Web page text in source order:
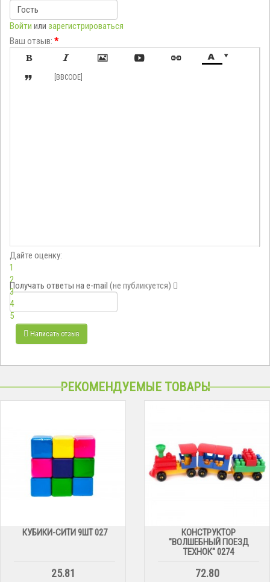
Войти или зарегистрироваться
Ваш отзыв: *

     
 [BBCODE]
Дайте оценку:
1
2
3
4
5
Получать ответы на e-mail (не публикуется)
Написать отзыв
РЕКОМЕНДУЕМЫЕ ТОВАРЫ
КУБИКИ-СИТИ 9ШТ 027
25.81
КОНСТРУКТОР
"ВОЛШЕБНЫЙ ПОЕЗД
ТЕХНОК" 0274
72.80